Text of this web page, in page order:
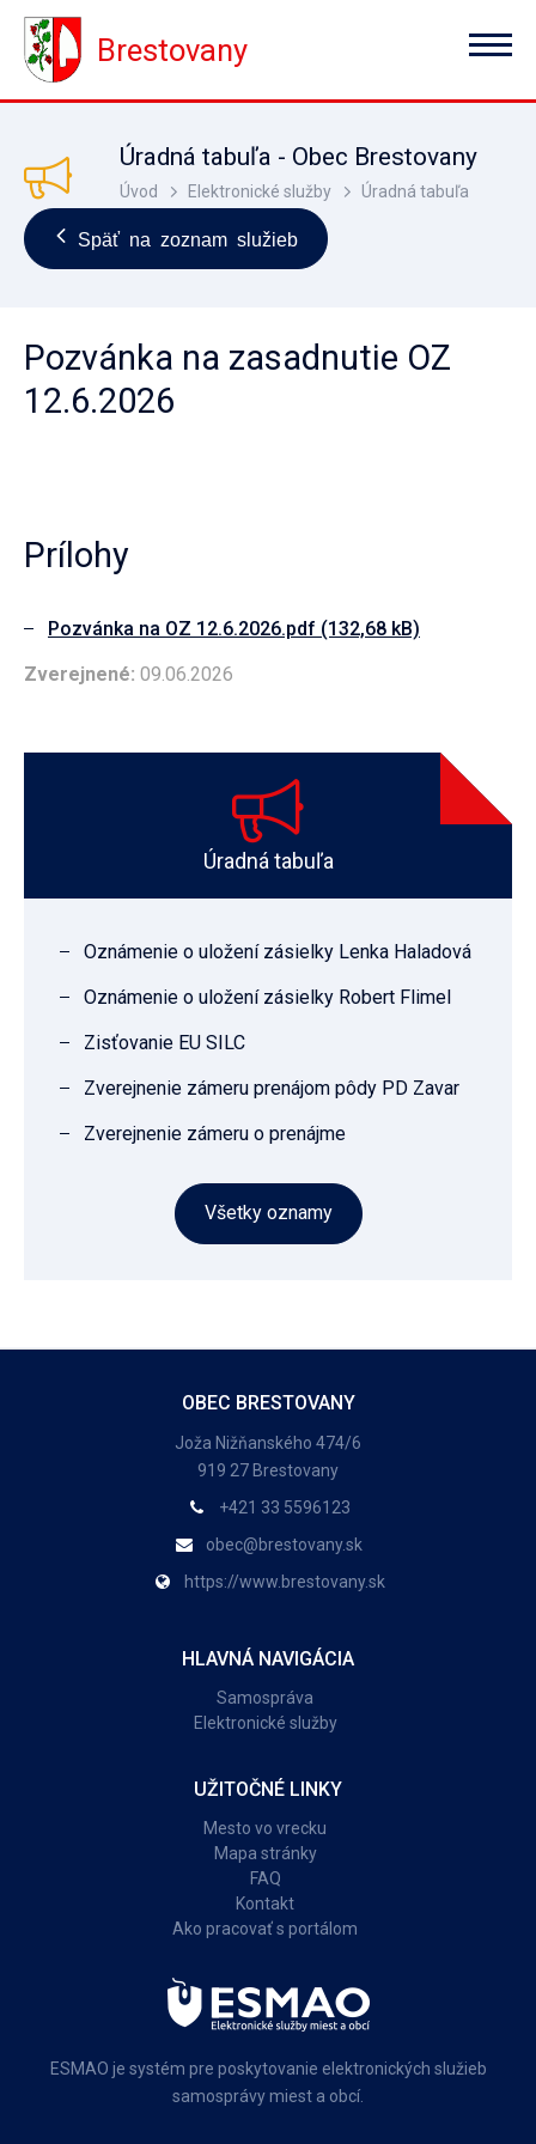
Brestovany
Úradná tabuľa - Obec Brestovany
Úvod Elektronické služby Úradná tabuľa
Späť na zoznam služieb
Pozvánka na zasadnutie OZ
12.6.2026
Prílohy
Pozvánka na OZ 12.6.2026.pdf (132,68 kB)
Zverejnené: 09.06.2026
Úradná tabuľa
Oznámenie o uložení zásielky Lenka Haladová
Oznámenie o uložení zásielky Robert Flimel
Zisťovanie EU SILC
Zverejnenie zámeru prenájom pôdy PD Zavar
Zverejnenie zámeru o prenájme
Všetky oznamy
OBEC BRESTOVANY
Joža Nižňanského 474/6
919 27 Brestovany
+421 33 5596123
obec@brestovany.sk
https://www.brestovany.sk
HLAVNÁ NAVIGÁCIA
Samospráva
Elektronické služby
UŽITOČNÉ LINKY
Mesto vo vrecku
Mapa stránky
FAQ
Kontakt
Ako pracovať s portálom
ESMAO je systém pre poskytovanie elektronických služieb
samosprávy miest a obcí.